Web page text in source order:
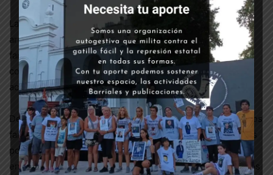
La jueza no solo se ha manifestado a favor de las fuerzas
armadas sino que carga en contra de la integridad de los
familiares de Iago que sufren amenazas constantes, así
como de varios testigos y vecinos que los han
acompañado en esta lucha.
Desde CORREPI caminamos codo a codo en la lucha de los
familiares de Iago y de todas las pibas y pibes asesinados
por el aparato represivo del estado repudiando
enérgicamente la decisión de la jueza Casabayo, exigimos